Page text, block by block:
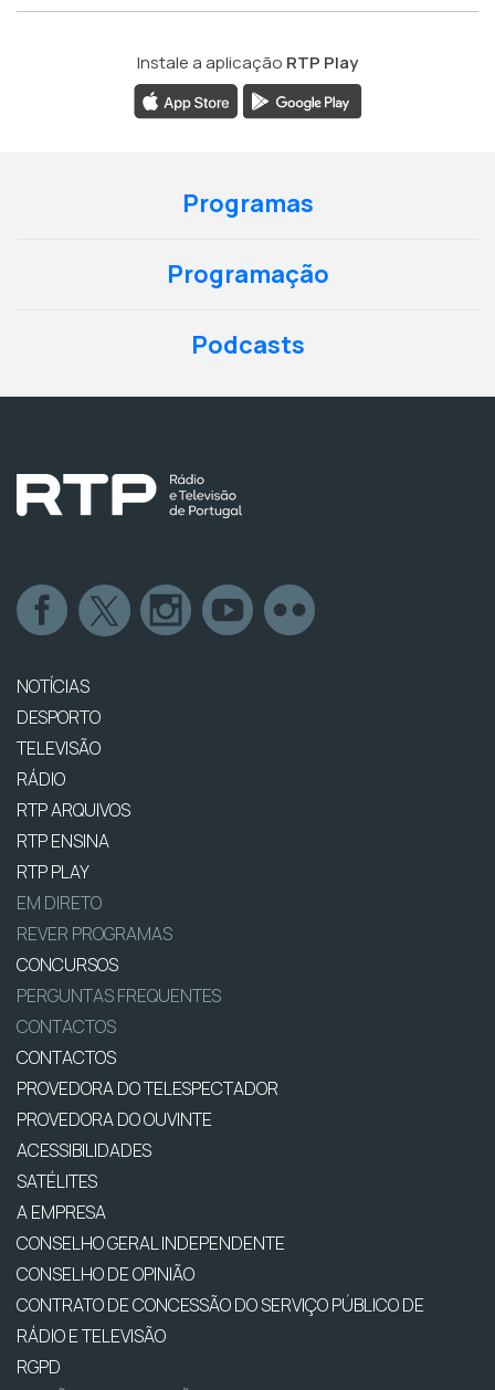
Instale a aplicação RTP Play
Programas
Programação
Podcasts
NOTÍCIAS
DESPORTO
TELEVISÃO
RÁDIO
RTP ARQUIVOS
RTP ENSINA
RTP PLAY
EM DIRETO
REVER PROGRAMAS
CONCURSOS
PERGUNTAS FREQUENTES
CONTACTOS
CONTACTOS
PROVEDORA DO TELESPECTADOR
PROVEDORA DO OUVINTE
ACESSIBILIDADES
SATÉLITES
A EMPRESA
CONSELHO GERAL INDEPENDENTE
CONSELHO DE OPINIÃO
CONTRATO DE CONCESSÃO DO SERVIÇO PÚBLICO DE
RÁDIO E TELEVISÃO
RGPD